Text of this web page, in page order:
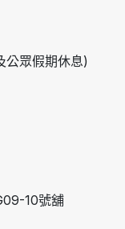
公眾假期休息)
10號舖